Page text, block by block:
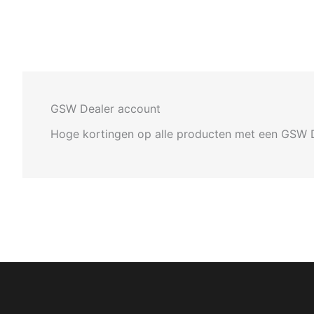
GSW Dealer account
Hoge kortingen op alle producten met een GSW